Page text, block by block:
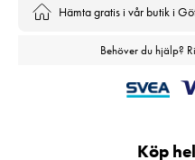
Hämta gratis i vår butik i
Behöver du hjälp?
Köp